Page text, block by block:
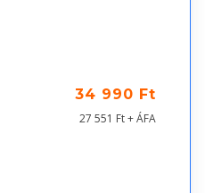
34 990 Ft
27 551 Ft + ÁFA